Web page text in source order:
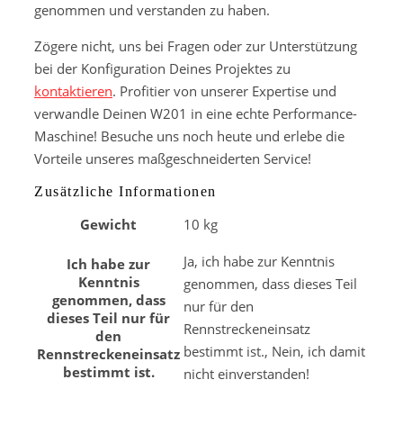
genommen und verstanden zu haben.
Zögere nicht, uns bei Fragen oder zur Unterstützung
bei der Konfiguration Deines Projektes zu
kontaktieren. Profitier von unserer Expertise und
verwandle Deinen W201 in eine echte Performance-
Maschine! Besuche uns noch heute und erlebe die
Vorteile unseres maßgeschneiderten Service!
Zusätzliche Informationen
Gewicht 10 kg
Ich habe zur
Kenntnis
genommen, dass
dieses Teil nur für
den
Rennstreckeneinsatz
bestimmt ist.
Ja, ich habe zur Kenntnis
genommen, dass dieses Teil
nur für den
Rennstreckeneinsatz
bestimmt ist., Nein, ich damit
nicht einverstanden!